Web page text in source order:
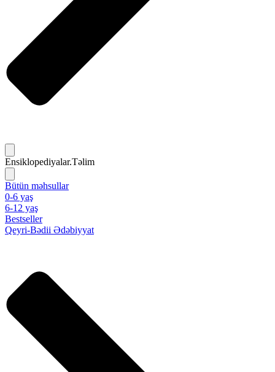
Ensiklopediyalar.Təlim
Bütün məhsullar
0-6 yaş
6-12 yaş
Bestseller
Qeyri-Bədii Ədəbiyyat